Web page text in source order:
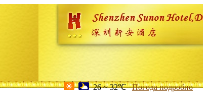
26 ~ 32℃ Погода подробно